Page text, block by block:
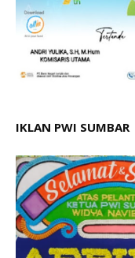
IKLAN PWI SUMBAR